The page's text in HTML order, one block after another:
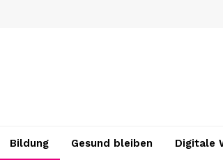
Bildung Gesund bleiben Digitale